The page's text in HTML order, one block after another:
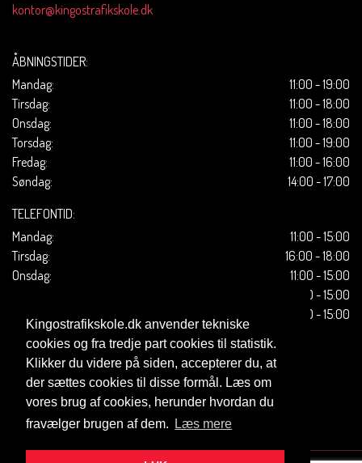
Kingostrafikskole.dk anvender tekniske
cookies og fra tredje part cookies til statistik.
Klikker du videre på siden, accepterer du, at
der sættes cookies til disse formål. Læs om
vores brug af cookies, herunder hvordan du
fravælger brugen af dem.
Læs mere
kontor@kingostrafikskole.dk
ÅBNINGSTIDER:
Mandag:
11:00 - 19:00
Tirsdag:
11:00 - 18:00
Onsdag:
11:00 - 18:00
Torsdag:
11:00 - 19:00
Fredag:
11:00 - 16:00
Søndag:
14:00 - 17:00
TELEFONTID:
Mandag:
11:00 - 15:00
Tirsdag:
16:00 - 18:00
Onsdag:
11:00 - 15:00
11:00 - 15:00
11:00 - 15:00